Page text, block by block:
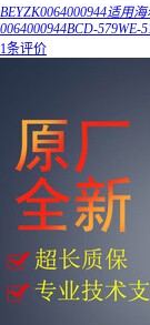
BEYZK0064000944适用
0064000944BCD-579WE-
1条评价